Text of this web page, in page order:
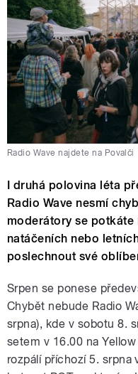
Radio Wave najdete na Povalči
I druhá polovina léta
Radio Wave nesmí
moderátory se potkáte
natáčeních nebo
poslechnout své
Srpen se ponese
Chybět nebude Radio
srpna), kde v sobotu 8.
setem v 16.00 na
rozpálí příchozí 5. srpna